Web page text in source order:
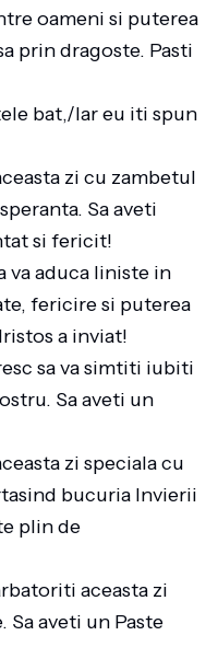
oameni si puterea
prin dragoste. Pasti
bat,/Iar eu iti spun
zi cu zambetul
Sa aveti
si fericit!
va aduca liniste in
fericire si puterea
a inviat!
sa va simtiti iubiti
Sa aveti un
zi speciala cu
bucuria Invierii
plin de
aceasta zi
Sa aveti un Paste